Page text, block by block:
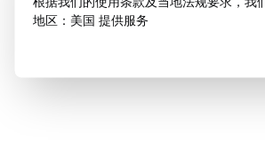
地区：美国 提供服务